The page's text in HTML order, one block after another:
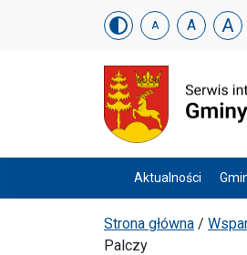
Urząd Gminy w
Skip menu A A A
Menu główneAktualności
Ścieżka
Strona główna /
Palczy